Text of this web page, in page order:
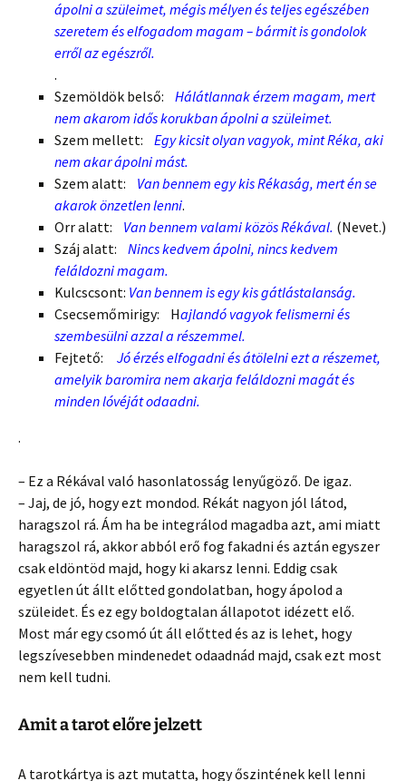
ápolni a szüleimet, mégis mélyen és teljes egészében
szeretem és elfogadom magam – bármit is gondolok
erről az egészről.
.
Szemöldök belső: Hálátlannak érzem magam, mert
nem akarom idős korukban ápolni a szüleimet.
Szem mellett: Egy kicsit olyan vagyok, mint Réka, aki
nem akar ápolni mást.
Szem alatt: Van bennem egy kis Rékaság, mert én se
akarok önzetlen lenni.
Orr alatt: Van bennem valami közös Rékával. (Nevet.)
Száj alatt: Nincs kedvem ápolni, nincs kedvem
feláldozni magam.
Kulcscsont: Van bennem is egy kis gátlástalanság.
Csecsemőmirigy: Hajlandó vagyok felismerni és
szembesülni azzal a részemmel.
Fejtető: Jó érzés elfogadni és átölelni ezt a részemet,
amelyik baromira nem akarja feláldozni magát és
minden lóvéját odaadni.
.
– Ez a Rékával való hasonlatosság lenyűgöző. De igaz.
– Jaj, de jó, hogy ezt mondod. Rékát nagyon jól látod,
haragszol rá. Ám ha be integrálod magadba azt, ami miatt
haragszol rá, akkor abból erő fog fakadni és aztán egyszer
csak eldöntöd majd, hogy ki akarsz lenni. Eddig csak
egyetlen út állt előtted gondolatban, hogy ápolod a
szüleidet. És ez egy boldogtalan állapotot idézett elő.
Most már egy csomó út áll előtted és az is lehet, hogy
legszívesebben mindenedet odaadnád majd, csak ezt most
nem kell tudni.
Amit a tarot előre jelzett
A tarotkártya is azt mutatta, hogy őszintének kell lenni